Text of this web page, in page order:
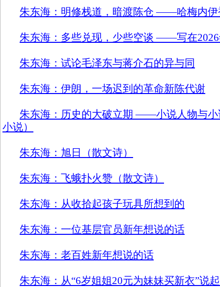
朱东海：明修栈道，暗渡陈仓 ——哈梅内伊
朱东海：多些兑现，少些空谈 ——写在
朱东海：试论毛泽东与蒋介石的异与同
朱东海：伊朗，一场迟到的革命新陈代谢
朱东海：历史的大破立期 ——小说人物与小
小说）
朱东海：旭日（散文诗）
朱东海：飞蛾扑火赞（散文诗）
朱东海：从收拾起孩子玩具所想到的
朱东海：一位基层官员新年想说的话
朱东海：老百姓新年想说的话
朱东海：从“6岁姐姐20元为妹妹买新衣”说起